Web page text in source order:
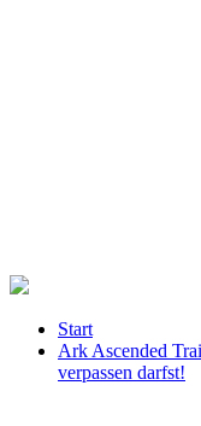
Start
Ark Ascended
verpassen darfst!